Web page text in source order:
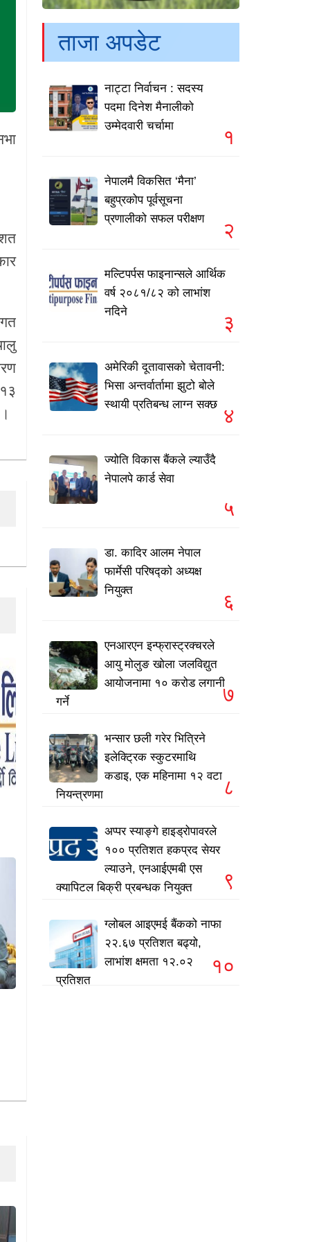
ताजा अपडेट
नाट्टा निर्वाचन : सदस्य
पदमा दिनेश मैनालीको
उम्मेदवारी चर्चामा
१
नेपालमै विकसित ‘मैना’
बहुप्रकोप पूर्वसूचना
प्रणालीको सफल परीक्षण
२
मल्टिपर्पस फाइनान्सले आर्थिक
वर्ष २०८१/८२ को लाभांश
नदिने
३
अमेरिकी दूतावासको चेतावनी:
भिसा अन्तर्वार्तामा झुटो बोले
स्थायी प्रतिबन्ध लाग्न सक्छ ४
ज्योति विकास बैंकले ल्याउँदै
नेपालपे कार्ड सेवा
५
डा. कादिर आलम नेपाल
फार्मेसी परिषद्को अध्यक्ष
नियुक्त
६
एनआरएन इन्फ्रास्ट्रक्चरले
आयु मोलुङ खोला जलविद्युत
आयोजनामा १० करोड लगानी
गर्ने
७
भन्सार छली गरेर भित्रिने
इलेक्ट्रिक स्कुटरमाथि
कडाइ, एक महिनामा १२ वटा
नियन्त्रणमा
८
अप्पर स्याङ्गे हाइड्रोपावरले
१०० प्रतिशत हकप्रद सेयर
ल्याउने, एनआईएमबी एस
क्यापिटल बिक्री प्रबन्धक नियुक्त
९
ग्लोबल आइएमई बैंकको नाफा
२२.६७ प्रतिशत बढ्यो,
लाभांश क्षमता १२.०२
प्रतिशत
१०